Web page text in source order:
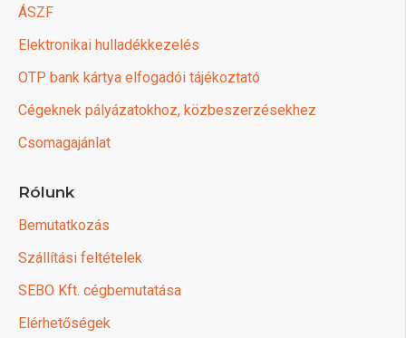
ÁSZF
Elektronikai hulladékkezelés
OTP bank kártya elfogadói tájékoztató
Cégeknek pályázatokhoz, közbeszerzésekhez
Csomagajánlat
Rólunk
Bemutatkozás
Szállítási feltételek
SEBO Kft. cégbemutatása
Elérhetőségek